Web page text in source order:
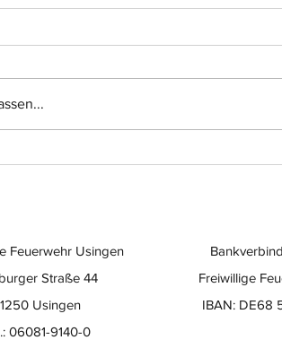
Freiwillige
IBAN: DE68
Feuerwehr Usingen
Straße 44
Usingen
06081-9140-0